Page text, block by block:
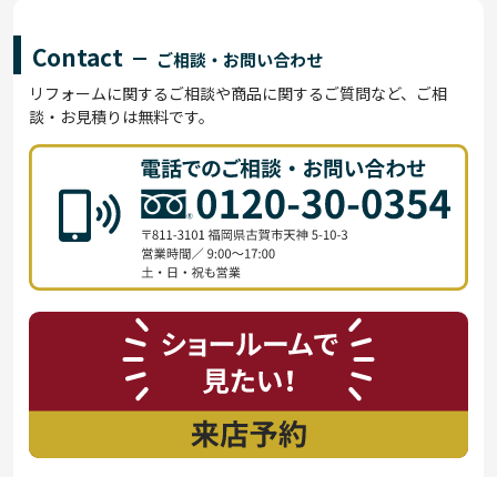
Contact ご相談・お問い合わせ
リフォームに関するご相談や商品に関するご質問など、ご相
談・お見積りは無料です。